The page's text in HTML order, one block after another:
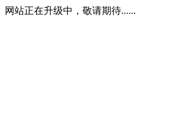
网站正在升级中，敬请期待......